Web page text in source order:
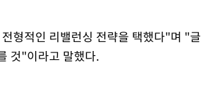
형적인 리밸런싱 전략을 택했다"며 "글
것"이라고 말했다.